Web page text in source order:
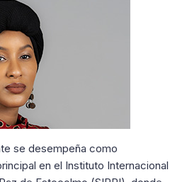
se desempeña como
en el Instituto Internacional